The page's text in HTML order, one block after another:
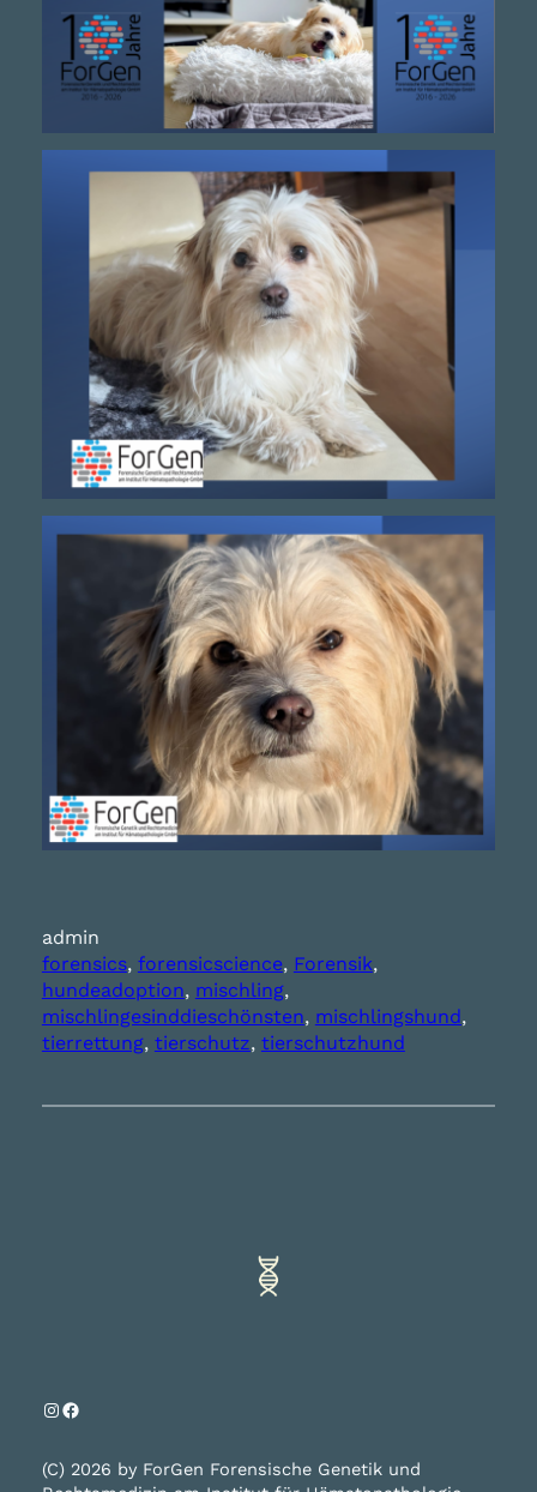
admin
forensics, forensicscience, Forensik ,
hundeadoption, mischling ,
mischlingesinddieschönsten, mischlingshund ,
tierrettung, tierschutz, tierschutzhund
Instagram
Facebook
(C) 2026 by ForGen Forensische Genetik und